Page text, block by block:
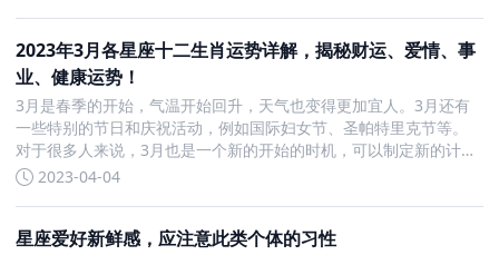
2023年3月各星座十二生肖运势详解，揭秘财运、爱情、事
业、健康运势！
3月是春季的开始，气温开始回升，天气也变得更加宜人。3月还有
一些特别的节日和庆祝活动，例如国际妇女节、圣帕特里克节等。
对于很多人来说，3月也是一个新的开始的时机，可以制定新的计划
和目标，迎接新的挑战。那么，3月十二星座的运势如何，你又将面
2023-04-04
星座爱好新鲜感，应注意此类个体的习性